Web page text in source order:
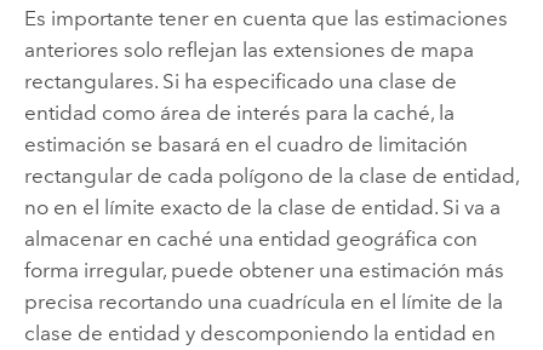
Es importante tener en cuenta que las estimaciones
anteriores solo reflejan las extensiones de mapa
rectangulares. Si ha especificado una clase de
entidad como área de interés para la caché, la
estimación se basará en el cuadro de limitación
rectangular de cada polígono de la clase de entidad,
no en el límite exacto de la clase de entidad. Si va a
almacenar en caché una entidad geográfica con
forma irregular, puede obtener una estimación más
precisa recortando una cuadrícula en el límite de la
clase de entidad y descomponiendo la entidad en